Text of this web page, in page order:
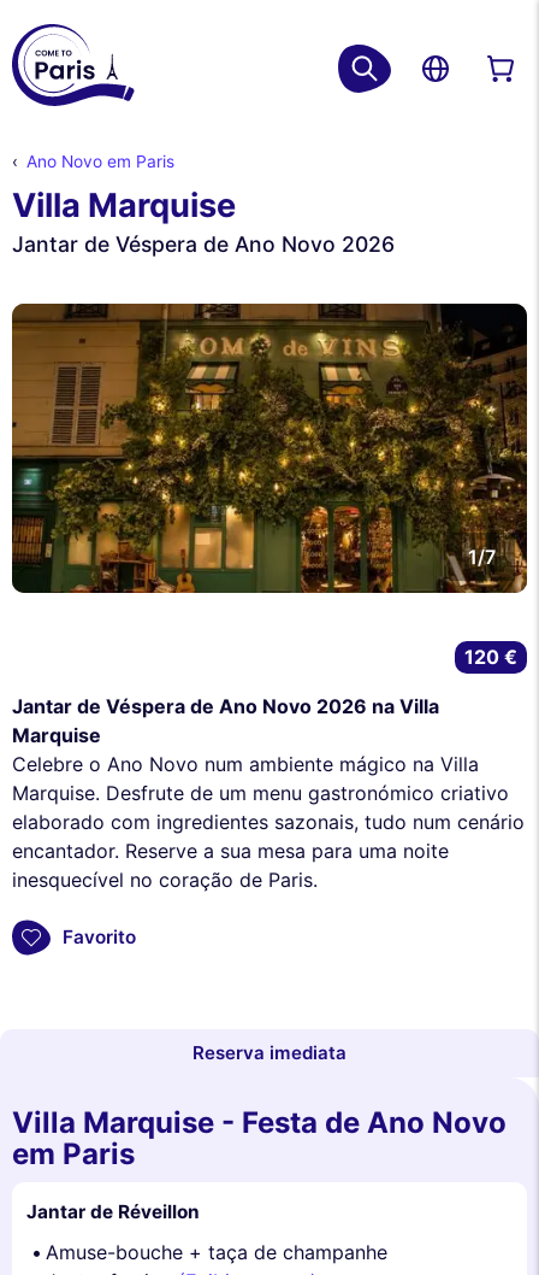
Ano Novo em Paris
Villa Marquise
Jantar de Véspera de Ano Novo 2026
1/7
Jantar de Véspera de Ano Novo 2026 na Villa
Marquise
Celebre o Ano Novo num ambiente mágico na Villa
Marquise. Desfrute de um menu gastronómico criativo
elaborado com ingredientes sazonais, tudo num cenário
encantador. Reserve a sua mesa para uma noite
inesquecível no coração de Paris.
Favorito
120 €
Reserva imediata
Villa Marquise - Festa de Ano Novo
em Paris
Jantar de Réveillon
Amuse-bouche + taça de champanhe